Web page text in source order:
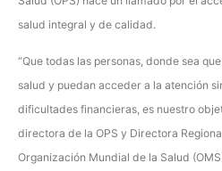
salud integral y de calidad.
“Que todas las personas, donde sea
salud y puedan acceder a la atención
dificultades financieras, es nuestro
directora de la OPS y Directora
Organización Mundial de la Salud